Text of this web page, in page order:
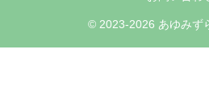
© 2023-2026 あゆみず